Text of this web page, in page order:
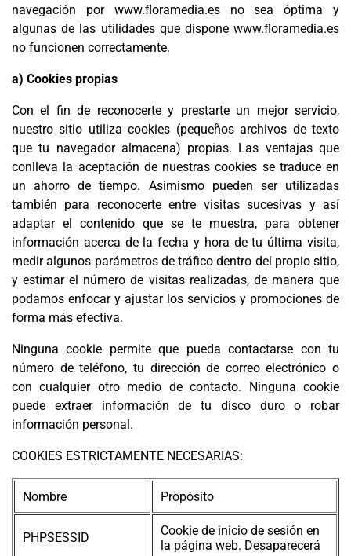
navegación por www.floramedia.es no sea óptima y
algunas de las utilidades que dispone www.floramedia.es
no funcionen correctamente.
a) Cookies propias
Con el fin de reconocerte y prestarte un mejor servicio,
nuestro sitio utiliza cookies (pequeños archivos de texto
que tu navegador almacena) propias. Las ventajas que
conlleva la aceptación de nuestras cookies se traduce en
un ahorro de tiempo. Asimismo pueden ser utilizadas
también para reconocerte entre visitas sucesivas y así
adaptar el contenido que se te muestra, para obtener
información acerca de la fecha y hora de tu última visita,
medir algunos parámetros de tráfico dentro del propio sitio,
y estimar el número de visitas realizadas, de manera que
podamos enfocar y ajustar los servicios y promociones de
forma más efectiva.
Ninguna cookie permite que pueda contactarse con tu
número de teléfono, tu dirección de correo electrónico o
con cualquier otro medio de contacto. Ninguna cookie
puede extraer información de tu disco duro o robar
información personal.
COOKIES ESTRICTAMENTE NECESARIAS:
Nombre Propósito
PHPSESSID
Cookie de inicio de sesión en
la página web. Desaparecerá